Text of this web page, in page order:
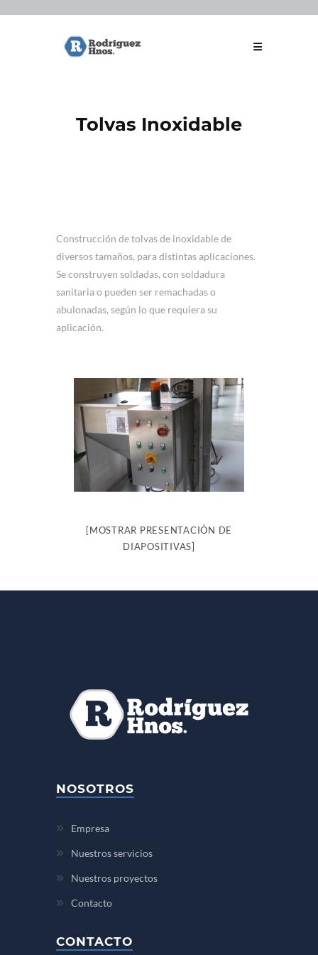
Tolvas Inoxidable
Construcción de tolvas de inoxidable de
diversos tamaños, para distintas aplicaciones.
Se construyen soldadas, con soldadura
sanitaria o pueden ser remachadas o
abulonadas, según lo que requiera su
aplicación.
[MOSTRAR PRESENTACIÓN DE
DIAPOSITIVAS]
NOSOTROS
Empresa
Nuestros servicios
Nuestros proyectos
Contacto
CONTACTO